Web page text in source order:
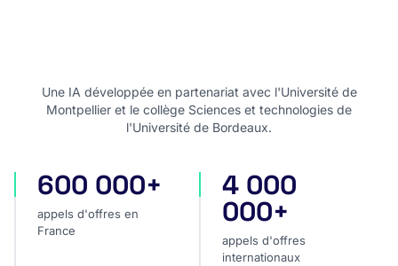
Une IA développée en partenariat avec l'Université de
Montpellier et le collège Sciences et technologies de
l'Université de Bordeaux.
appels d'offres en France
600 000+
appels d'offres en
France
appels d'offres
4 000
000+
appels d'offres
internationaux